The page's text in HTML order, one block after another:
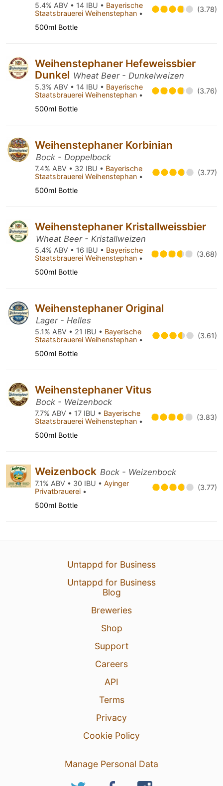
5.4% ABV • 14 IBU • Bayerische
Staatsbrauerei Weihenstephan • (3.78)
500ml Bottle
Weihenstephaner Hefeweissbier
Dunkel Wheat Beer - Dunkelweizen
5.3% ABV • 14 IBU • Bayerische
Staatsbrauerei Weihenstephan • (3.76)
500ml Bottle
Weihenstephaner Korbinian
Bock - Doppelbock
7.4% ABV • 32 IBU • Bayerische
Staatsbrauerei Weihenstephan • (3.77)
500ml Bottle
Weihenstephaner Kristallweissbier
Wheat Beer - Kristallweizen
5.4% ABV • 16 IBU • Bayerische
Staatsbrauerei Weihenstephan • (3.68)
500ml Bottle
Weihenstephaner Original
Lager - Helles
5.1% ABV • 21 IBU • Bayerische
Staatsbrauerei Weihenstephan • (3.61)
500ml Bottle
Weihenstephaner Vitus
Bock - Weizenbock
7.7% ABV • 17 IBU • Bayerische
Staatsbrauerei Weihenstephan • (3.83)
500ml Bottle
Weizenbock Bock - Weizenbock
7.1% ABV • 30 IBU • Ayinger
Privatbrauerei • (3.77)
500ml Bottle
Untappd for Business
Untappd for Business
Blog
Breweries
Shop
Support
Careers
API
Terms
Privacy
Cookie Policy
Manage Personal Data